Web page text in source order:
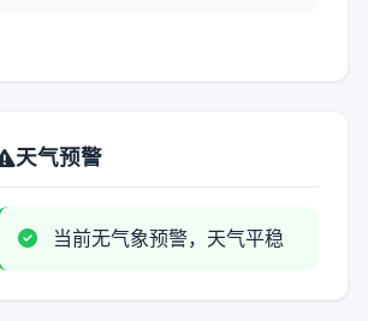
天气预警
当前无气象预警，天气平稳